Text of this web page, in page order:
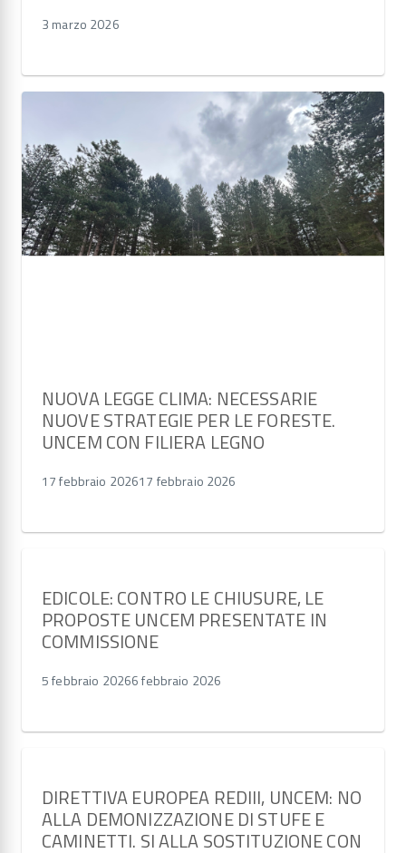
3 marzo 2026
NUOVA LEGGE CLIMA: NECESSARIE
NUOVE STRATEGIE PER LE FORESTE.
UNCEM CON FILIERA LEGNO
17 febbraio 202617 febbraio 2026
EDICOLE: CONTRO LE CHIUSURE, LE
PROPOSTE UNCEM PRESENTATE IN
COMMISSIONE
5 febbraio 20266 febbraio 2026
DIRETTIVA EUROPEA REDIII, UNCEM: NO
ALLA DEMONIZZAZIONE DI STUFE E
CAMINETTI. SI ALLA SOSTITUZIONE CON